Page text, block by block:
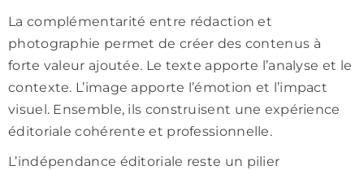
La complémentarité entre rédaction et
photographie permet de créer des contenus à
forte valeur ajoutée. Le texte apporte l’analyse et le
contexte. L’image apporte l’émotion et l’impact
visuel. Ensemble, ils construisent une expérience
éditoriale cohérente et professionnelle.
L’indépendance éditoriale reste un pilier